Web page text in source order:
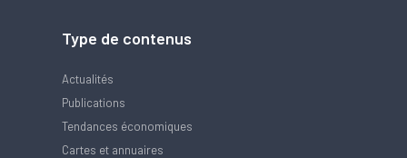
Type de contenus
Actualités
Publications
Tendances économiques
Cartes et annuaires